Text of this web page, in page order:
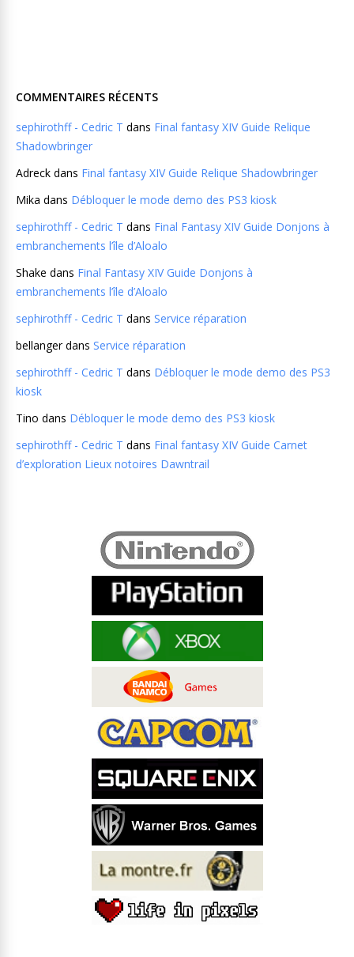
COMMENTAIRES RÉCENTS
sephirothff - Cedric T dans Final fantasy XIV Guide Relique
Shadowbringer
Adreck dans Final fantasy XIV Guide Relique Shadowbringer
Mika dans Débloquer le mode demo des PS3 kiosk
sephirothff - Cedric T dans Final Fantasy XIV Guide Donjons à
embranchements l’île d’Aloalo
Shake dans Final Fantasy XIV Guide Donjons à
embranchements l’île d’Aloalo
sephirothff - Cedric T dans Service réparation
bellangerdans Service réparation
sephirothff - Cedric T dans Débloquer le mode demo des PS3
kiosk
Tino dans Débloquer le mode demo des PS3 kiosk
sephirothff - Cedric T dans Final fantasy XIV Guide Carnet
d’exploration Lieux notoires Dawntrail